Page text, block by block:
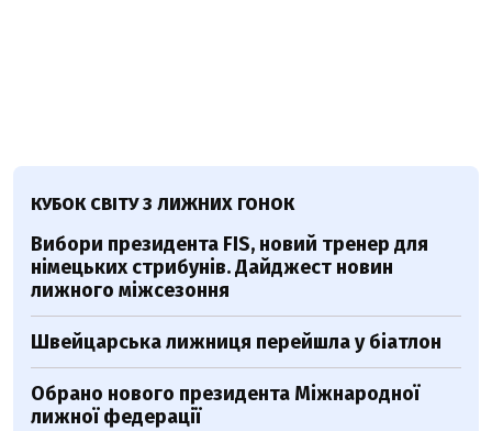
КУБОК СВІТУ З ЛИЖНИХ ГОНОК
Вибори президента FIS, новий тренер для
німецьких стрибунів. Дайджест новин
лижного міжсезоння
Швейцарська лижниця перейшла у біатлон
Обрано нового президента Міжнародної
лижної федерації